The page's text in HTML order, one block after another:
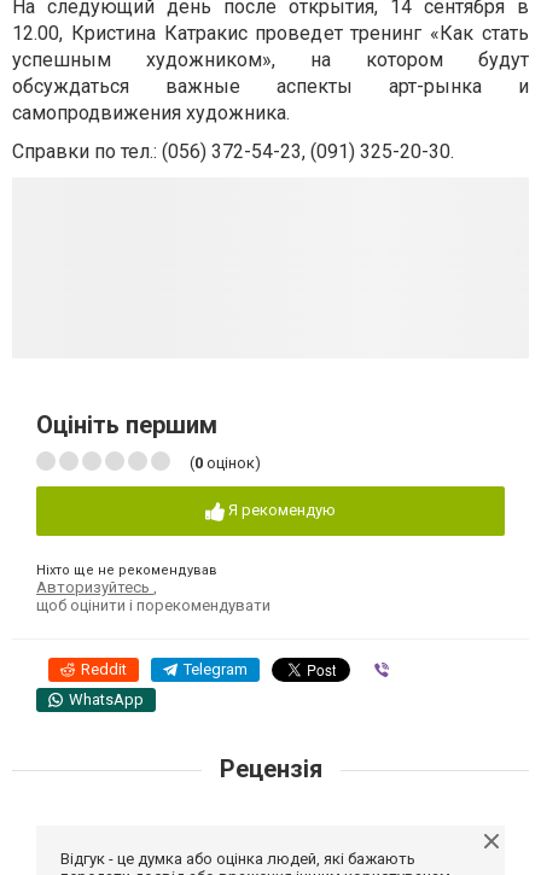
На следующий день после открытия, 14 сентября в
12.00, Кристина Катракис проведет тренинг «Как стать
успешным художником», на котором будут
обсуждаться важные аспекты арт-рынка и
самопродвижения художника.
Справки по тел.: (056) 372-54-23, (091) 325-20-30.
Оцініть першим
(0 оцінок)
Я рекомендую
Ніхто ще не рекомендував
Авторизуйтесь
щоб оцінити і порекомендувати
Reddit Telegram
WhatsApp
Рецензія
Відгук - це думка або оцінка людей, які бажають